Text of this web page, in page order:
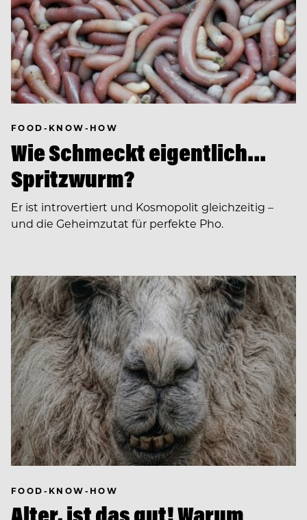
FOOD-KNOW-HOW
Wie Schmeckt eigentlich…
Spritzwurm?
Er ist introvertiert und Kosmopolit gleichzeitig –
und die Geheimzutat für perfekte Pho.
FOOD-KNOW-HOW